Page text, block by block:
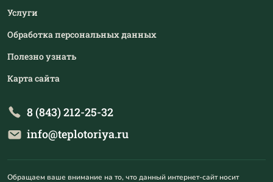
Услуги
Обработка персональных данных
Полезно узнать
Карта сайта
8 (843) 212-25-32
info@teplotoriya.ru
Обращаем ваше внимание на то, что данный интернет-сайт носит